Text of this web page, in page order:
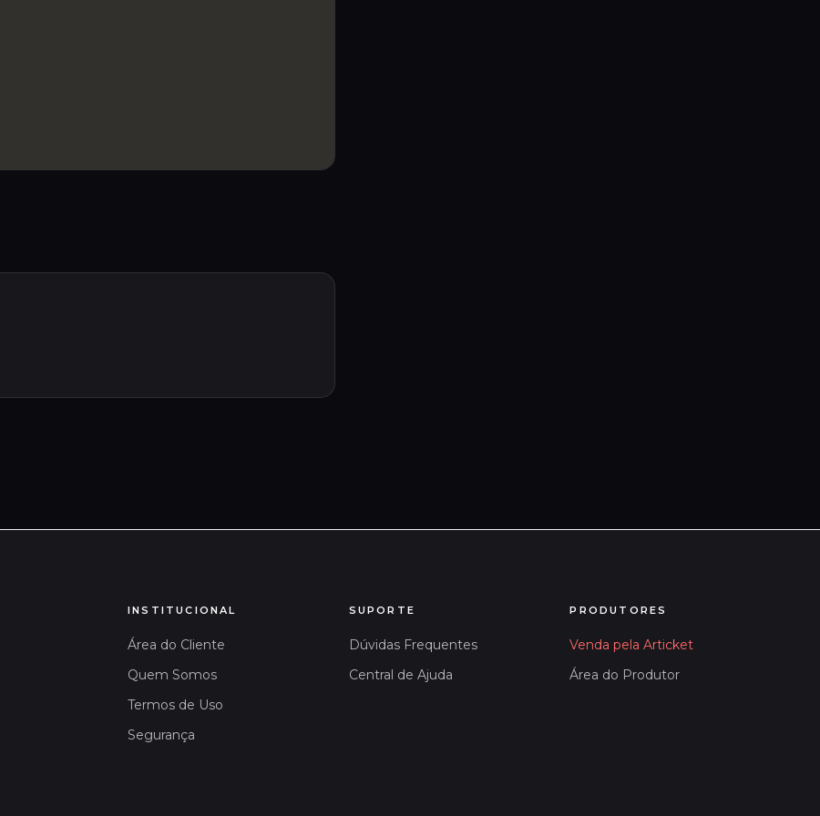
INSTITUCIONAL
Área do Cliente
Quem Somos
Termos de Uso
Segurança
SUPORTE
Dúvidas Frequentes
Central de Ajuda
PRODUTORES
Venda pela Articket
Área do Produtor